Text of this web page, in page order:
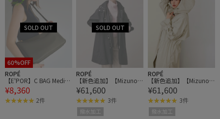
60%OFF
ROPÉ
【E'POR】C BAG Mediu
m【撥水】【超軽量】
¥8,360
2件
ROPÉ
【新色追加】【Mizuno
コラボ】撥水/300daysコ
ントロールコート
¥61,600
3件
撥水加工
ROPÉ
【新色追加】【Mizuno
コラボ】撥水/300daysコ
ントロールコート
¥61,600
3件
撥水加工